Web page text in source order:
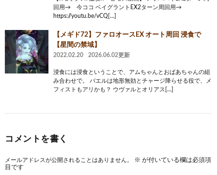
回用→ 今ココ ベイグラントEX2ターン周回用→
https://youtu.be/vCQ[…]
【メギド72】ファロオースEX オート周回 浸食で
【星間の禁域】
2022.02.20 2026.06.02更新
浸食には浸食ということで、アムちゃんとおばあちゃんの組
み合わせで。 バエルは地形無効とチャージ降らせる役で、メ
フィストもアリかも？ ウヴァルとオリアス[…]
コメントを書く
メールアドレスが公開されることはありません。 ※ が付いている欄は必須項
目です